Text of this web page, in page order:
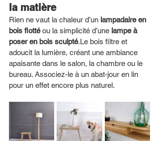
la matière
Rien ne vaut la chaleur d’un lampadaire en
bois flotté ou la simplicité d’une lampe à
poser en bois sculpté.Le bois filtre et
adoucit la lumière, créant une ambiance
apaisante dans le salon, la chambre ou le
bureau. Associez-le à un abat-jour en lin
pour un effet encore plus naturel.